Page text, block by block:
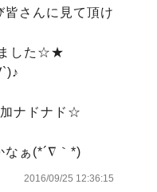
皆さんに見て頂け
した☆★
ナドナド☆
なぁ(*´∇｀*)
2016/09/25 12:36:15